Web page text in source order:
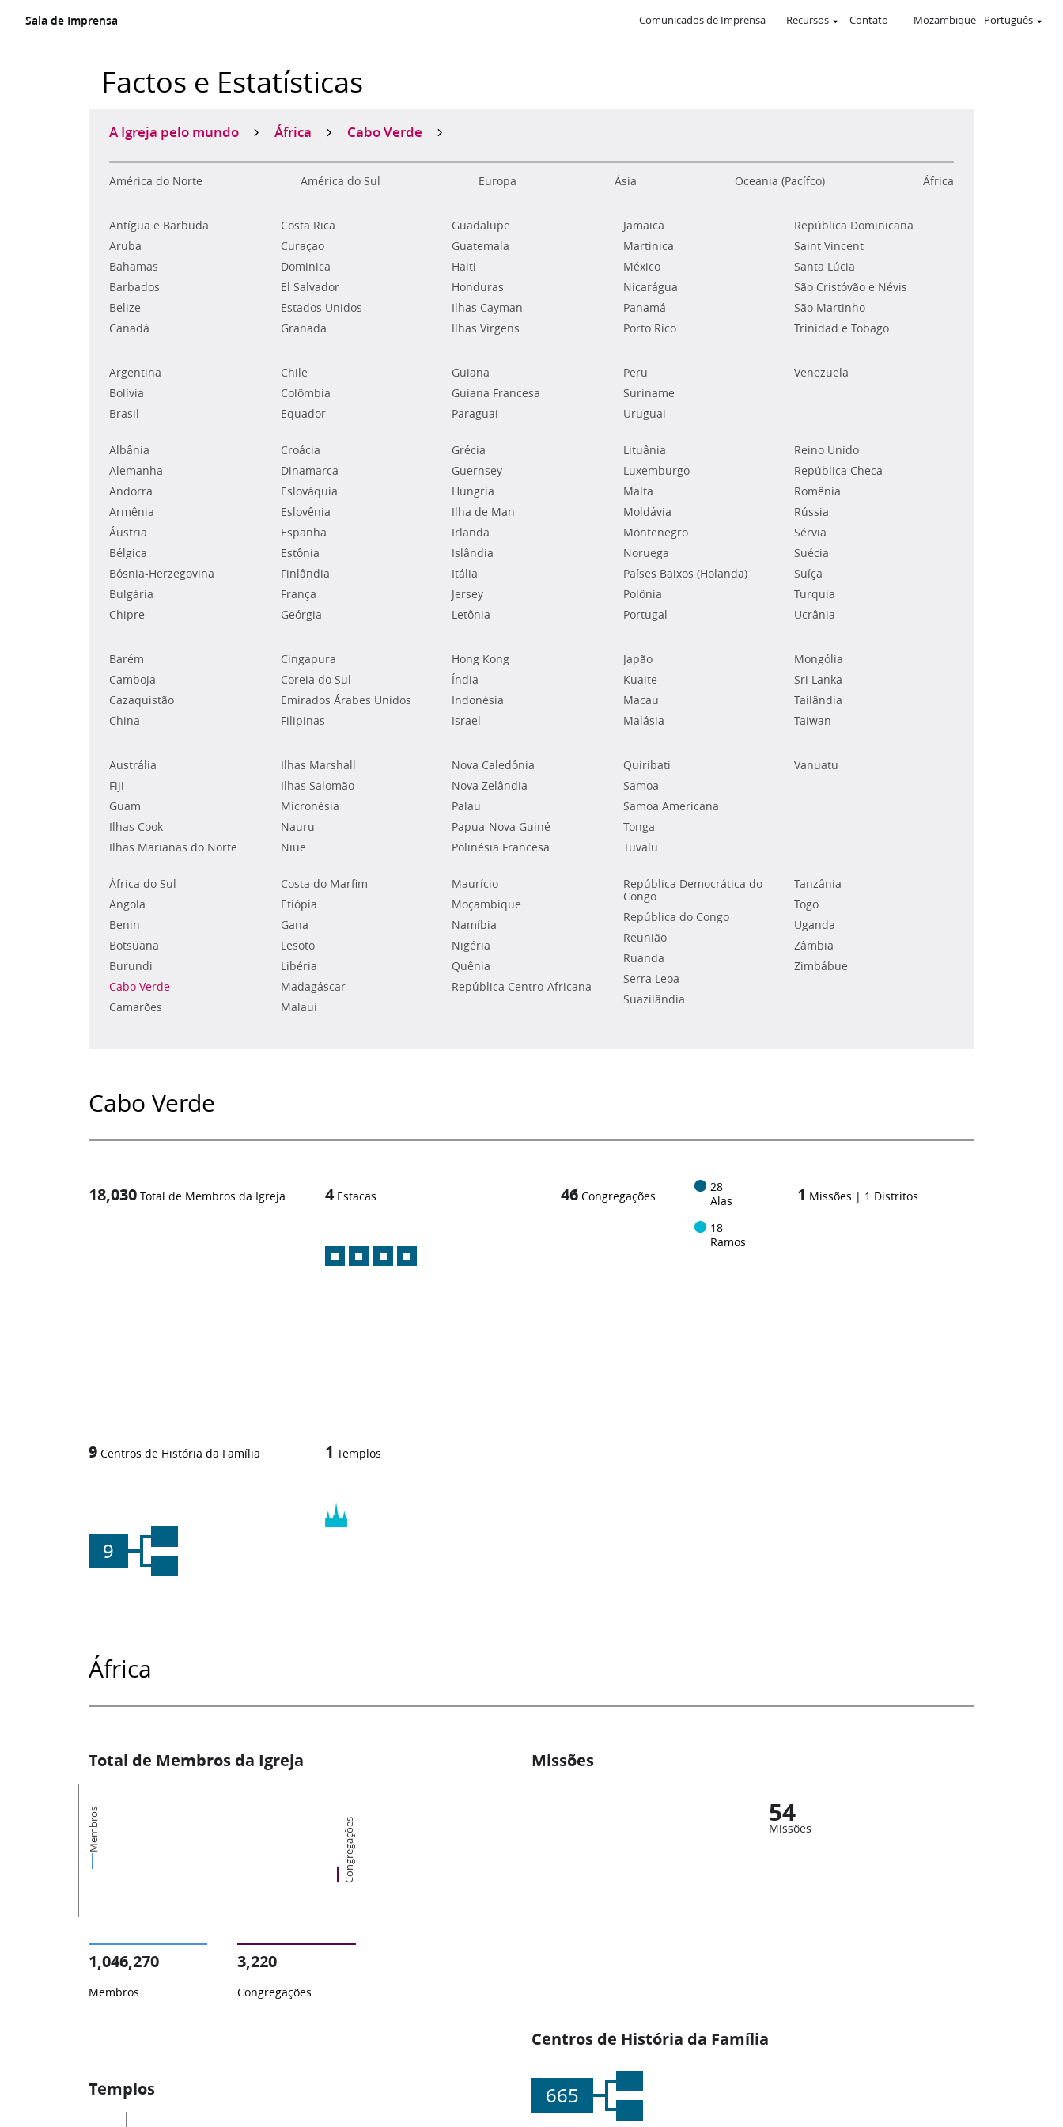
Sala de Imprensa Comunicados de Imprensa Recursos Contato Mozambique- Português
Factos e Estatísticas
A Igreja pelo mundo África Cabo Verde
América do Norte América do Sul Europa Ásia Oceania (Pacífco) África
Antígua e Barbuda
Aruba
Bahamas
Barbados
Belize
Canadá
Costa Rica
Curaçao
Dominica
El Salvador
Estados Unidos
Granada
Guadalupe
Guatemala
Haiti
Honduras
Ilhas Cayman
Ilhas Virgens
Jamaica
Martinica
México
Nicarágua
Panamá
Porto Rico
República Dominicana
Saint Vincent
Santa Lúcia
São Cristóvão e Névis
São Martinho
Trinidad e Tobago
Argentina
Bolívia
Brasil
Chile
Colômbia
Equador
Guiana
Guiana Francesa
Paraguai
Peru
Suriname
Uruguai
Venezuela
Albânia
Alemanha
Andorra
Armênia
Áustria
Bélgica
Bósnia-Herzegovina
Bulgária
Chipre
Croácia
Dinamarca
Eslováquia
Eslovênia
Espanha
Estônia
Finlândia
França
Geórgia
Grécia
Guernsey
Hungria
Ilha de Man
Irlanda
Islândia
Itália
Jersey
Letônia
Lituânia
Luxemburgo
Malta
Moldávia
Montenegro
Noruega
Países Baixos (Holanda)
Polônia
Portugal
Reino Unido
República Checa
Romênia
Rússia
Sérvia
Suécia
Suíça
Turquia
Ucrânia
Barém
Camboja
Cazaquistão
China
Cingapura
Coreia do Sul
Emirados Árabes Unidos
Filipinas
Hong Kong
Índia
Indonésia
Israel
Japão
Kuaite
Macau
Malásia
Mongólia
Sri Lanka
Tailândia
Taiwan
Austrália
Fiji
Guam
Ilhas Cook
Ilhas Marianas do Norte
Ilhas Marshall
Ilhas Salomão
Micronésia
Nauru
Niue
Nova Caledônia
Nova Zelândia
Palau
Papua-Nova Guiné
Polinésia Francesa
Quiribati
Samoa
Samoa Americana
Tonga
Tuvalu
Vanuatu
África do Sul
Angola
Benin
Botsuana
Burundi
Cabo Verde
Camarões
Costa do Marfim
Etiópia
Gana
Lesoto
Libéria
Madagáscar
Malauí
Maurício
Moçambique
Namíbia
Nigéria
Quênia
República Centro-Africana
República Democrática do
Congo
República do Congo
Reunião
Ruanda
Serra Leoa
Suazilândia
Tanzânia
Togo
Uganda
Zâmbia
Zimbábue
Cabo Verde
18,030 Total de Membros da Igreja 4 Estacas 46 Congregações
28
Alas
18
Ramos
9 Centros de História da Família
9
1 Templos
1 Missões | 1 Distritos
África
Total de Membros da Igreja
Membros Congregações
1,046,270
Membros
3,220
Congregações
Missões
54
Missões
Centros de História da Família
665
Templos